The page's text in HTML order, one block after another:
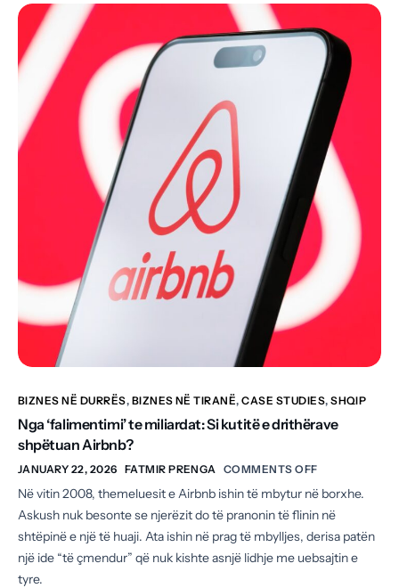
BIZNES NË DURRËS, BIZNES NË TIRANË,CASE STUDIES,SHQIP
Nga ‘falimentimi’ te miliardat: Si kutitë e drithërave
shpëtuan Airbnb?
JANUARY 22, 2026 FATMIR PRENGA COMMENTS OFF
Në vitin 2008, themeluesit e Airbnb ishin të mbytur në borxhe.
Askush nuk besonte se njerëzit do të pranonin të flinin në
shtëpinë e një të huaji. Ata ishin në prag të mbylljes, derisa patën
një ide “të çmendur” që nuk kishte asnjë lidhje me uebsajtin e
tyre.